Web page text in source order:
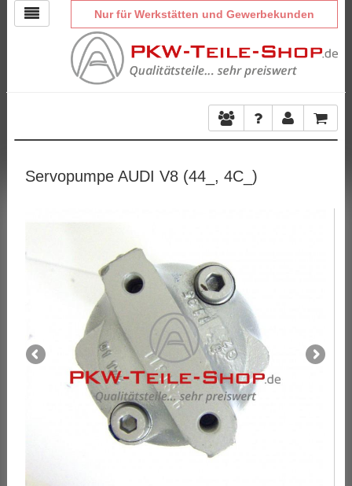
Nur für Werkstätten und Gewerbekunden
Servopumpe AUDI V8 (44_, 4C_)